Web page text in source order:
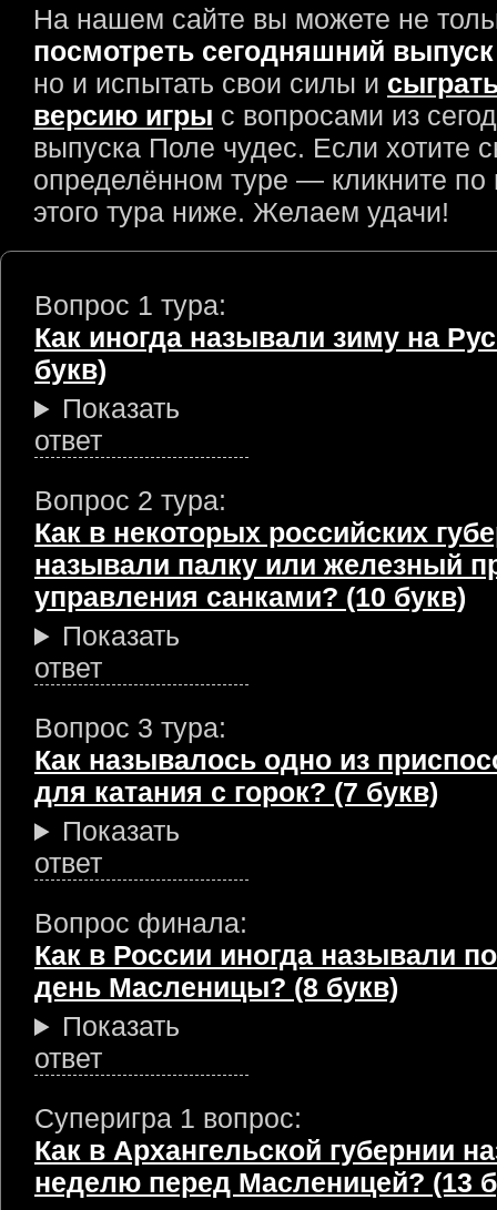
На нашем сайте вы можете не
посмотреть сегодняшний
но и испытать свои силы и
версию игры с вопросами из
выпуска Поле чудес. Если хотите
определённом туре — кликните по
этого тура ниже. Желаем удачи!
Вопрос 1 тура:
Как иногда называли зиму на
букв)
Показать
ответ
Вопрос 2 тура:
Как в некоторых российских
называли палку или железный
управления санками? (10 букв)
Показать
ответ
Вопрос 3 тура:
Как называлось одно из
для катания с горок? (7 букв)
Показать
ответ
Вопрос финала:
Как в России иногда называли
день Масленицы? (8 букв)
Показать
ответ
Суперигра 1 вопрос:
Как в Архангельской губернии
неделю перед Масленицей? (13